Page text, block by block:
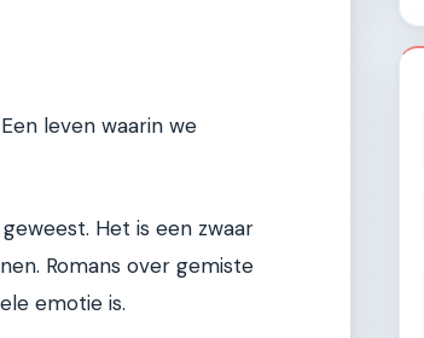
leven waarin we
Het is een zwaar
Romans over gemiste
emotie is.